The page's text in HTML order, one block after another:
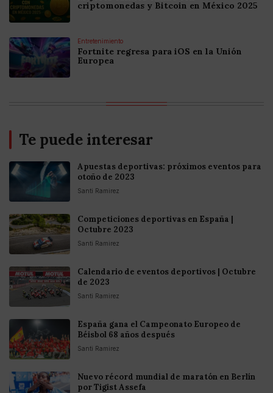
criptomonedas y Bitcoin en México 2025
Entretenimiento
Fortnite regresa para iOS en la Unión
Europea
Te puede interesar
Apuestas deportivas: próximos eventos para
otoño de 2023
Santi Ramirez
Competiciones deportivas en España |
Octubre 2023
Santi Ramirez
Calendario de eventos deportivos | Octubre
de 2023
Santi Ramirez
España gana el Campeonato Europeo de
Béisbol 68 años después
Santi Ramirez
Nuevo récord mundial de maratón en Berlín
por Tigist Assefa